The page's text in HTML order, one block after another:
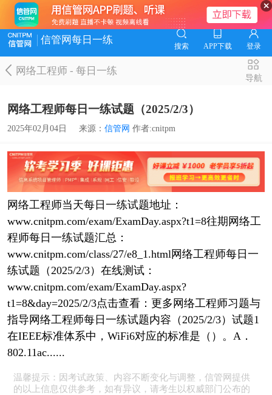
信管网每日一练
搜索 APP下载 登录
网络工程师-每日一练
导航
网络工程师每日一练试题（2025/2/3）
2025年02月04日 来源： 信管网 作者:cnitpm
网络工程师当天每日一练试题地址：
www.cnitpm.com/exam/ExamDay.aspx?t1=8往期网络工
程师每日一练试题汇总：
www.cnitpm.com/class/27/e8_1.html网络工程师每日一
练试题（2025/2/3）在线测试：
www.cnitpm.com/exam/ExamDay.aspx?
t1=8&day=2025/2/3点击查看：更多网络工程师习题与
指导网络工程师每日一练试题内容（2025/2/3）试题1
在IEEE标准体系中，WiFi6对应的标准是（）。A．
802.11ac......
温馨提示：因考试政策、内容不断变化与调整，信管网提供
的以上信息仅供参考，如有异议，请考生以权威部门公布的